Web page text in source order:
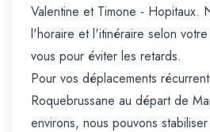
Valentine et Timone - Hopitaux.
l'horaire et l'itinéraire selon
vous pour éviter les retards.
Pour vos déplacements
Roquebrussane au départ de
environs, nous pouvons